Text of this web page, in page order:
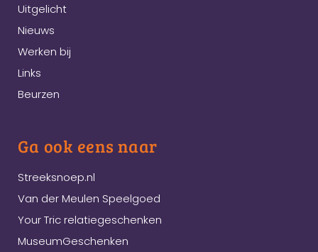
Uitgelicht
Nieuws
Werken bij
Links
Beurzen
Ga ook eens naar
Streeksnoep.nl
Van der Meulen Speelgoed
Your Tric relatiegeschenken
MuseumGeschenken